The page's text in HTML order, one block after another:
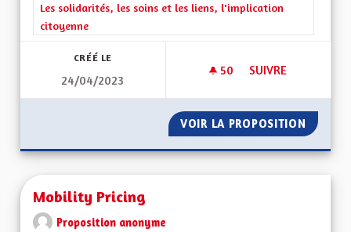
Filtrer les résultats de la catégorie : Les solidarités, les soins
Les solidarités, les soins et les liens, l'implication
citoyenne
CRÉÉ LE
24/04/2023
50 50 ABONNÉS
SUIVRE
VOIR LA PROPOSITION
Mobility Pricing
Proposition anonyme